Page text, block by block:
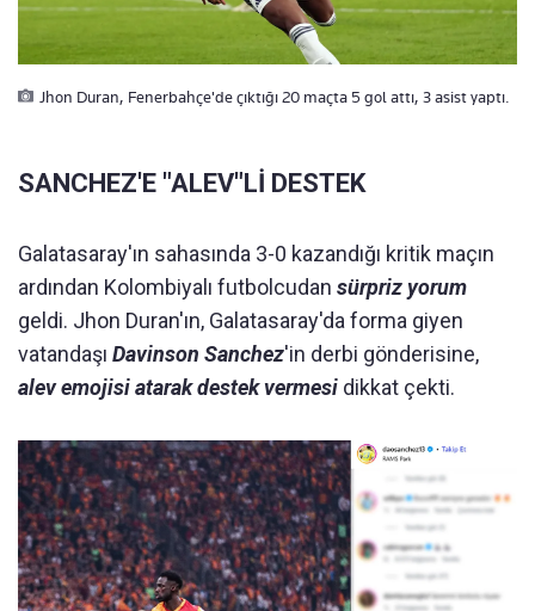
Jhon Duran, Fenerbahçe'de çıktığı 20 maçta 5 gol attı, 3 asist yaptı.
SANCHEZ'E "ALEV"Lİ DESTEK
Galatasaray'ın sahasında 3-0 kazandığı kritik maçın
ardından Kolombiyalı futbolcudan sürpriz yorum
geldi. Jhon Duran'ın, Galatasaray'da forma giyen
vatandaşı Davinson Sanchez'in derbi gönderisine,
alev emojisi atarak destek vermesi dikkat çekti.